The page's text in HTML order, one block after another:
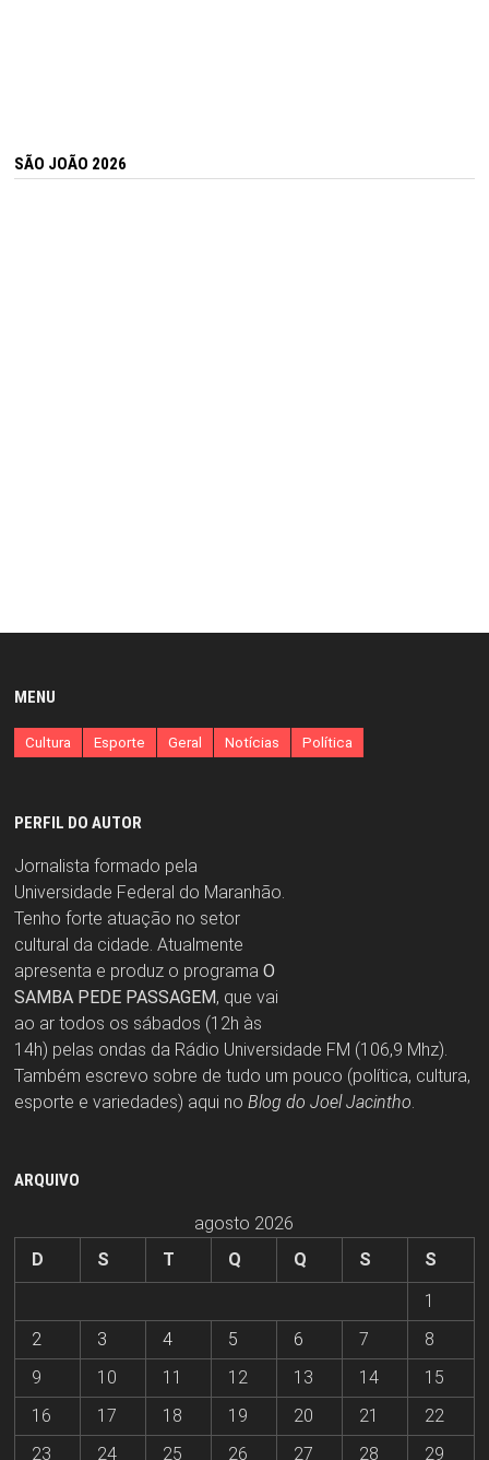
SÃO JOÃO 2026
MENU
Cultura Esporte Geral Notícias Política
PERFIL DO AUTOR
Jornalista formado pela
Universidade Federal do Maranhão.
Tenho forte atuação no setor
cultural da cidade. Atualmente
apresenta e produz o programa O
SAMBA PEDE PASSAGEM, que vai
ao ar todos os sábados (12h às
14h) pelas ondas da Rádio Universidade FM (106,9 Mhz).
Também escrevo sobre de tudo um pouco (política, cultura,
esporte e variedades) aqui no Blog do Joel Jacintho.
ARQUIVO
agosto 2026
D
S T Q Q S
S
1
2
3 4 5 6 7
8
9
10 11 12 13 14
15
16
17 18 19 20 21
22
23
24 25 26 27 28 29